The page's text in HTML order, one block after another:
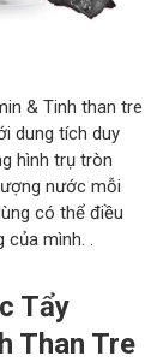
& Tinh than tre
dung tích duy
hình trụ tròn
nước mỗi
có thể điều
của mình. .
Tẩy
Than Tre